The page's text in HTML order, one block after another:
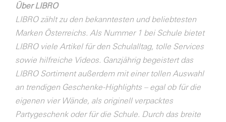
TAG GmbH
VALETTA
Verband Druck Medien Österreich
Wirtschaftskammer Salzburg
WKS Fachgruppe Fahrzeughandel und
Fahrzeugtechnik
WKS Fachgruppe Finanzdienstleister
Über LIBRO
LIBRO zählt zu den bekanntesten und beliebtesten
Marken Österreichs. Als Nummer 1 bei Schule bietet
LIBRO viele Artikel für den Schulalltag, tolle Services
sowie hilfreiche Videos. Ganzjährig begeistert das
LIBRO Sortiment außerdem mit einer tollen Auswahl
an trendigen Geschenke-Highlights – egal ob für die
eigenen vier Wände, als originell verpacktes
Partygeschenk oder für die Schule. Durch das breite